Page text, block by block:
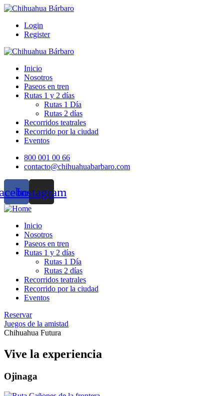
Login
Register
Inicio
Nosotros
Paseos en tren
Rutas 1 y 2 días
Rutas 1 Día
Rutas 2 días
Recorridos teatrales
Recorrido por la ciudad
Eventos
800 001 00 66
contacto@chihuahuabarbaro.com
Instagram
Inicio
Nosotros
Paseos en tren
Rutas 1 y 2 días
Rutas 1 Día
Rutas 2 días
Recorridos teatrales
Recorrido por la ciudad
Eventos
Reservar
Juegos de la amistad
Chihuahua Futura
Vive la experiencia
Ojinaga